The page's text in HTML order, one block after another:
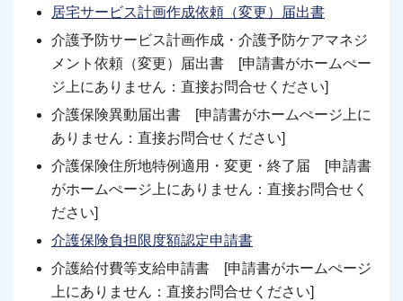
居宅サービス計画作成依頼（変更）届出書
介護予防サービス計画作成・介護予防ケアマネジ
メント依頼（変更）届出書 [申請書がホームぺー
ジ上にありません：直接お問合せください]
介護保険異動届出書 [申請書がホームぺージ上に
ありません：直接お問合せください]
介護保険住所地特例適用・変更・終了届 [申請書
がホームぺージ上にありません：直接お問合せく
ださい]
介護保険負担限度額認定申請書
介護給付費等支給申請書 [申請書がホームぺージ
上にありません：直接お問合せください]